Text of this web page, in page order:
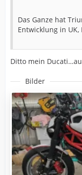
Das Ganze hat
Entwicklung in
Ditto mein
Bilder